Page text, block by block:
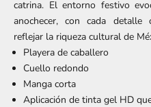
catrina. El entorno festivo
anochecer, con cada detalle
reflejar la riqueza cultural de
Playera de caballero
Cuello redondo
Manga corta
Aplicación de tinta gel HD